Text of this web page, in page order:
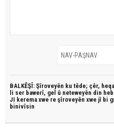
BALKÊŞÎ: Şîroveyên ku têde; çêr,
li ser bawerî, gel û neteweyên din
JI kerema xwe re şîroveyên xwe jî bi
binivîsin